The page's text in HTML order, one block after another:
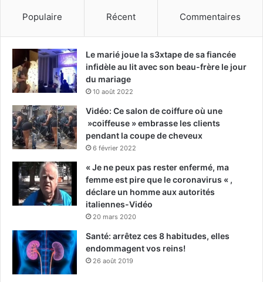
Populaire Récent Commentaires
Le marié joue la s3xtape de sa fiancée
infidèle au lit avec son beau-frère le jour
du mariage
10 août 2022
Vidéo: Ce salon de coiffure où une
»coiffeuse » embrasse les clients
pendant la coupe de cheveux
6 février 2022
« Je ne peux pas rester enfermé, ma
femme est pire que le coronavirus « ,
déclare un homme aux autorités
italiennes-Vidéo
20 mars 2020
Santé: arrêtez ces 8 habitudes, elles
endommagent vos reins!
26 août 2019